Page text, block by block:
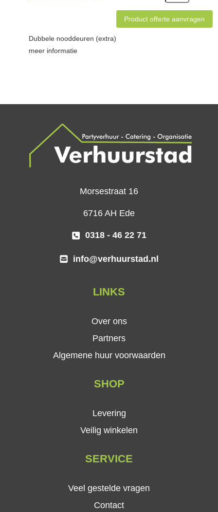
Product offerte aanvragen
Dubbele nooddeuren (extra)
meer informatie
Morsestraat 16
6716 AH Ede
0318 - 46 22 71
info@verhuurstad.nl
LINKS
Over ons
Partners
Algemene huur voorwaarden
SHOP
Levering
Veilig winkelen
SERVICE
Veel gestelde vragen
Contact